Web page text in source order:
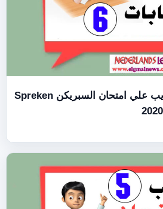
الجزء 6 – بالفيديو تدريب علي امتحان السبريكن Spreken